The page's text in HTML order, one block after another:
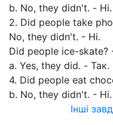
b. No, they didn't. - Ні.
2. Did people take
No, they didn't. - Hi.
Did people ice-skate?
a. Yes, they did. - Так.
4. Did people eat
b. No, they didn't. - Hi.
Інші